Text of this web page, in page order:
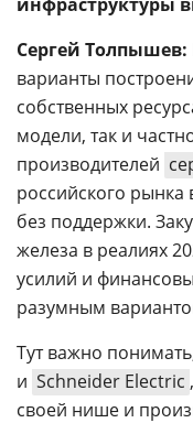
Сергей Толпышев:
варианты
собственных
модели, так и
производителей
российского рынка
без поддержки.
железа в реалиях
усилий и
разумным
Тут важно
и Schneider Electric
своей нише и